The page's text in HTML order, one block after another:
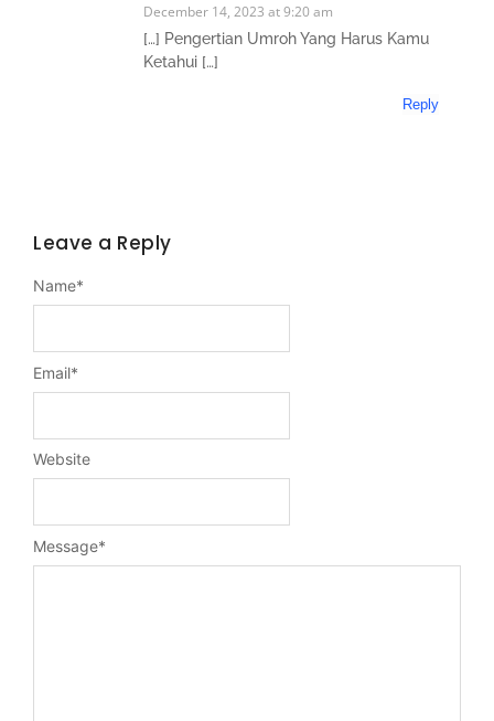
December 14, 2023 at 9:20 am
[…] Pengertian Umroh Yang Harus Kamu
Ketahui […]
Reply
Leave a Reply
Message*
Name*
Email*
Website